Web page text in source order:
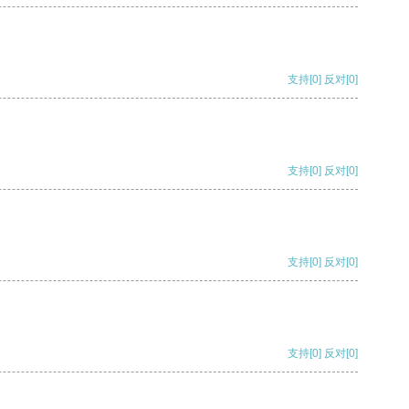
支持[0] 反对[0]
支持[0] 反对[0]
支持[0] 反对[0]
支持[0] 反对[0]